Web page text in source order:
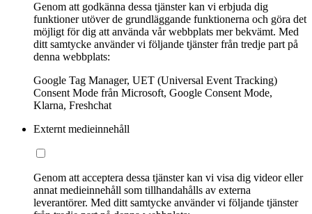
Genom att godkänna dessa tjänster kan vi erbjuda dig
funktioner utöver de grundläggande funktionerna och göra det
möjligt för dig att använda vår webbplats mer bekvämt. Med
ditt samtycke använder vi följande tjänster från tredje part på
denna webbplats:
Google Tag Manager, UET (Universal Event Tracking)
Consent Mode från Microsoft, Google Consent Mode,
Klarna, Freshchat
Externt medieinnehåll
Genom att acceptera dessa tjänster kan vi visa dig videor eller
annat medieinnehåll som tillhandahålls av externa
leverantörer. Med ditt samtycke använder vi följande tjänster